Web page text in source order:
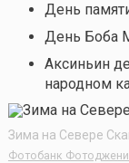
День
День Боба
Аксиньин
народном
Зима на Севере
Фотобанк